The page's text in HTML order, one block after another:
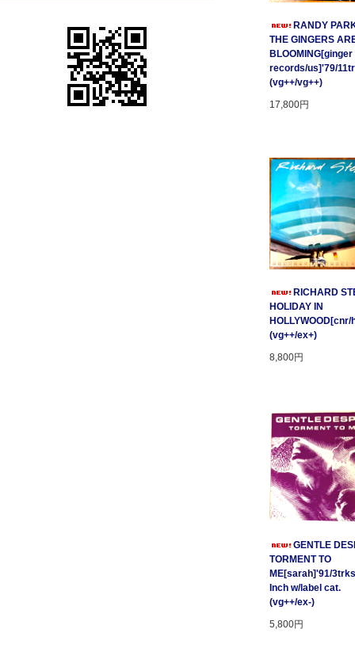
RANDY
THE GINGERS
BLOOMING[ginger
records/us]'79/
(vg++/vg++)
17,800円
RICHARD
HOLIDAY IN
(vg++/ex+)
8,800円
GENTLE
TORMENT TO
ME[sarah]'91/
Inch w/label cat.
(vg++/ex-)
5,800円